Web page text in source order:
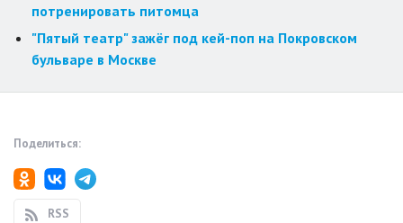
потренировать питомца
"Пятый театр" зажёг под кей-поп на Покровском
бульваре в Москве
Поделиться:
RSS